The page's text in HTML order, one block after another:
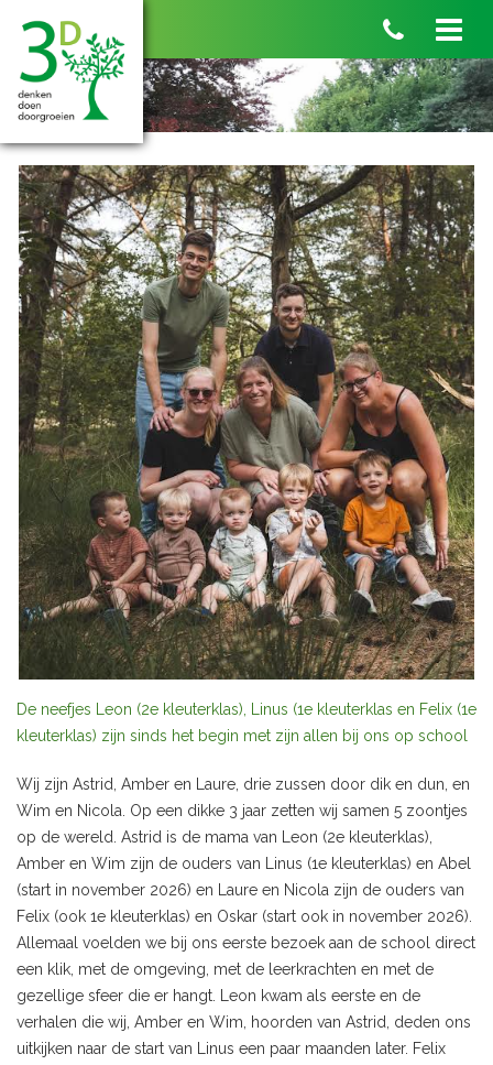
De neefjes Leon (2e kleuterklas), Linus (1e kleuterklas en Felix (1e
kleuterklas) zijn sinds het begin met zijn allen bij ons op school
Wij zijn Astrid, Amber en Laure, drie zussen door dik en dun, en
Wim en Nicola. Op een dikke 3 jaar zetten wij samen 5 zoontjes
op de wereld. Astrid is de mama van Leon (2e kleuterklas),
Amber en Wim zijn de ouders van Linus (1e kleuterklas) en Abel
(start in november 2026) en Laure en Nicola zijn de ouders van
Felix (ook 1e kleuterklas) en Oskar (start ook in november 2026).
Allemaal voelden we bij ons eerste bezoek aan de school direct
een klik, met de omgeving, met de leerkrachten en met de
gezellige sfeer die er hangt. Leon kwam als eerste en de
verhalen die wij, Amber en Wim, hoorden van Astrid, deden ons
uitkijken naar de start van Linus een paar maanden later. Felix